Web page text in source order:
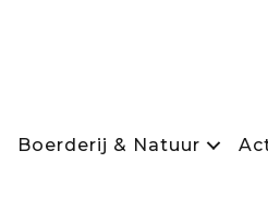
Boerderij & Natuur